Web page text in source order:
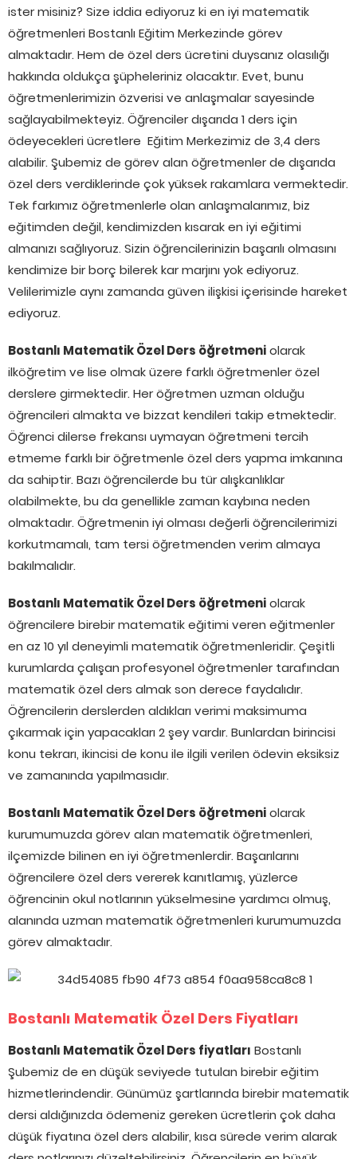
ister misiniz? Size iddia ediyoruz ki en iyi matematik
öğretmenleri Bostanlı Eğitim Merkezinde görev
almaktadır. Hem de özel ders ücretini duysanız olasılığı
hakkında oldukça şüpheleriniz olacaktır. Evet, bunu
öğretmenlerimizin özverisi ve anlaşmalar sayesinde
sağlayabilmekteyiz. Öğrenciler dışarıda 1 ders için
ödeyecekleri ücretlere Eğitim Merkezimiz de 3,4 ders
alabilir. Şubemiz de görev alan öğretmenler de dışarıda
özel ders verdiklerinde çok yüksek rakamlara vermektedir.
Tek farkımız öğretmenlerle olan anlaşmalarımız, biz
eğitimden değil, kendimizden kısarak en iyi eğitimi
almanızı sağlıyoruz. Sizin öğrencilerinizin başarılı olmasını
kendimize bir borç bilerek kar marjını yok ediyoruz.
Velilerimizle aynı zamanda güven ilişkisi içerisinde hareket
ediyoruz.
Bostanlı Matematik Özel Ders öğretmeniolarak
ilköğretim ve lise olmak üzere farklı öğretmenler özel
derslere girmektedir. Her öğretmen uzman olduğu
öğrencileri almakta ve bizzat kendileri takip etmektedir.
Öğrenci dilerse frekansı uymayan öğretmeni tercih
etmeme farklı bir öğretmenle özel ders yapma imkanına
da sahiptir. Bazı öğrencilerde bu tür alışkanlıklar
olabilmekte, bu da genellikle zaman kaybına neden
olmaktadır. Öğretmenin iyi olması değerli öğrencilerimizi
korkutmamalı, tam tersi öğretmenden verim almaya
bakılmalıdır.
Bostanlı Matematik Özel Ders öğretmeniolarak
öğrencilere birebir matematik eğitimi veren eğitmenler
en az 10 yıl deneyimli matematik öğretmenleridir. Çeşitli
kurumlarda çalışan profesyonel öğretmenler tarafından
matematik özel ders almak son derece faydalıdır.
Öğrencilerin derslerden aldıkları verimi maksimuma
çıkarmak için yapacakları 2 şey vardır. Bunlardan birincisi
konu tekrarı, ikincisi de konu ile ilgili verilen ödevin eksiksiz
ve zamanında yapılmasıdır.
Bostanlı Matematik Özel Ders öğretmeniolarak
kurumumuzda görev alan matematik öğretmenleri,
ilçemizde bilinen en iyi öğretmenlerdir. Başarılarını
öğrencilere özel ders vererek kanıtlamış, yüzlerce
öğrencinin okul notlarının yükselmesine yardımcı olmuş,
alanında uzman matematik öğretmenleri kurumumuzda
görev almaktadır.
Bostanlı Matematik Özel Ders Fiyatları
Bostanlı Matematik Özel Ders fiyatları Bostanlı
Şubemiz de en düşük seviyede tutulan birebir eğitim
hizmetlerindendir. Günümüz şartlarında birebir matematik
dersi aldığınızda ödemeniz gereken ücretlerin çok daha
düşük fiyatına özel ders alabilir, kısa sürede verim alarak